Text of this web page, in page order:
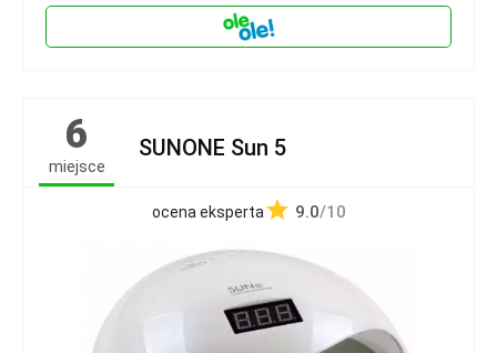
6
miejsce
SUNONE Sun 5
ocena eksperta 9.0/10